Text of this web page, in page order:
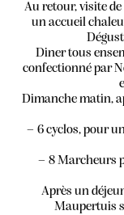
Au retour, visite de
un accueil
Diner tous
confectionné par
Dimanche matin,
– 6 cyclos, pour
– 8 Marcheurs
Après un
Maupertuis